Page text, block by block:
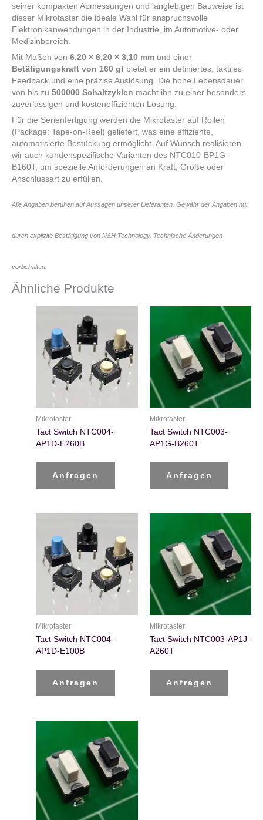
seiner kompakten Abmessungen und langlebigen Bauweise ist
dieser Mikrotaster die ideale Wahl für anspruchsvolle
Elektronikanwendungen in der Industrie, im Automotive- oder
Medizinbereich.
Mit Maßen von 6,20 × 6,20 × 3,10 mm und einer
Betätigungskraft von 160 gf bietet er ein definiertes, taktiles
Feedback und eine präzise Auslösung. Die hohe Lebensdauer
von bis zu 500000 Schaltzyklen macht ihn zu einer besonders
zuverlässigen und kosteneffizienten Lösung.
Für die Serienfertigung werden die Mikrotaster auf Rollen
(Package: Tape-on-Reel) geliefert, was eine effiziente,
automatisierte Bestückung ermöglicht. Auf Wunsch realisieren
wir auch kundenspezifische Varianten des NTC010-BP1G-
B160T, um spezielle Anforderungen an Kraft, Größe oder
Anschlussart zu erfüllen.
Alle Angaben beruhen auf Aussagen unserer Lieferanten. Gewähr der Angaben nur
durch explizite Bestätigung von N&H Technology. Technische Änderungen
vorbehalten.
Ähnliche Produkte
Mikrotaster
Tact Switch NTC004-
AP1D-E260B
Anfragen
Mikrotaster
Tact Switch NTC003-
AP1G-B260T
Anfragen
Mikrotaster
Tact Switch NTC004-
AP1D-E100B
Anfragen
Mikrotaster
Tact Switch NTC003-AP1J-
A260T
Anfragen